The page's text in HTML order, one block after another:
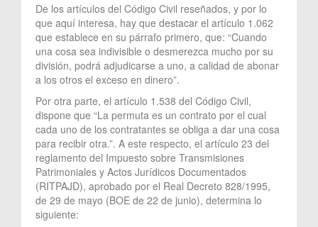
De los artículos del Código Civil reseñados, y por lo
que aquí interesa, hay que destacar el artículo 1.062
que establece en su párrafo primero, que: “Cuando
una cosa sea indivisible o desmerezca mucho por su
división, podrá adjudicarse a uno, a calidad de abonar
a los otros el exceso en dinero”.
Por otra parte, el artículo 1.538 del Código Civil,
dispone que “La permuta es un contrato por el cual
cada uno de los contratantes se obliga a dar una cosa
para recibir otra.”. A este respecto, el artículo 23 del
reglamento del Impuesto sobre Transmisiones
Patrimoniales y Actos Jurídicos Documentados
(RITPAJD), aprobado por el Real Decreto 828/1995,
de 29 de mayo (BOE de 22 de junio), determina lo
siguiente: